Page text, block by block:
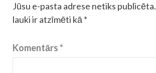
Jūsu e-pasta adrese netiks publicēta.
lauki ir atzīmēti kā *
Komentārs*